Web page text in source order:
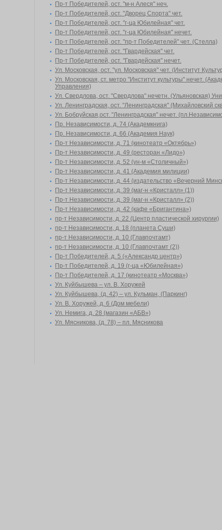
Пр-т Победителей, ост. "м-н Алеся" неч.
Пр-т Победителей, ост. "Дворец Спорта" чет.
Пр-т Победителей, ост. "г-ца Юбилейная" чет.
Пр-т Победителей, ост. "г-ца Юбилейная" нечет.
Пр-т Победителей, ост. "пр-т Победителей" чет. (Стелла)
Пр-т Победителей, ост. "Гвардейская" чет.
Пр-т Победителей, ост. "Гвардейская" нечет.
Ул. Московская, ост. "ул. Московская" чет. (Институт
Ул. Московская, ст. метро "Институт культуры" нечет.
Управления)
Ул. Свердлова, ост. "Свердлова" нечетн. (Ульяновская)
Ул. Ленинградская, ост. "Ленинградская" (Михайловский
Ул. Бобруйская,ост. "Ленинградская" нечет.
Пр. Независимости, д. 74 (Академкнига)
Пр. Независимости, д. 66 (Академия Наук)
Пр-т Независимости, д. 71 (кинотеатр «Октябрь»)
Пр-т Независимости, д. 49 (ресторан «Лидо»)
Пр-т Независимости, д. 52 (ун-м «Столичный»)
Пр-т Независимости, д. 41 (Академия милиции)
Пр-т Независимости, д. 44 (издательство «Вечерний
Пр-т Независимости, д. 39 (маг-н «Кристалл» (1))
Пр-т Независимости, д. 39 (маг-н «Кристалл» (2))
Пр-т Независимости, д. 42 (кафе «Бригантина»)
пр-т Независимости, д. 22 (Центр пластической хирургии)
пр-т Независимости, д. 18 (планета Суши)
пр-т Независимости, д. 10 (Главпочтамт)
пр-т Независимости, д. 10 (Главпочтамт (2))
Пр-т Победителей, д. 5 («Александр центр»)
Пр-т Победителей, д. 19 (г-ца «Юбилейная»)
Пр-т Победителей, д. 17 (кинотеатр «Москва»)
Ул. Куйбышева – ул. В. Хоружей
Ул. Куйбышева, (д. 42) – ул. Кульман, (Паркинг)
Ул. В. Хоружей, д. 6 (Дом мебели)
Ул. Немига, д. 28 (магазин «АБВ»)
Ул. Мясникова, (д. 78) – пл. Мясникова